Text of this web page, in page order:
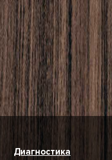
Диагностика